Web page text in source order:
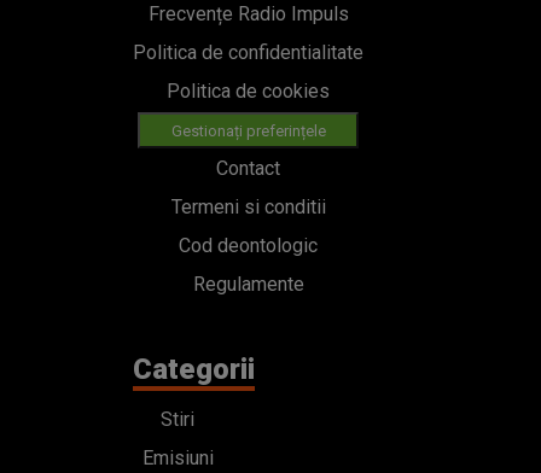
Frecvențe Radio Impuls
Politica de confidentialitate
Politica de cookies
Gestionați preferințele
Contact
Termeni si conditii
Cod deontologic
Regulamente
Categorii
Stiri
Emisiuni